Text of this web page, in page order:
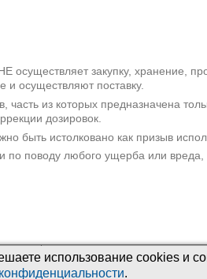
использование сookies и
конфиденциальности.
которого является
как сцепленного с Х-
Б. Кайзером. До
основным путем
мужчины (90%
возрасте. Заболевание
является генетически-
с Х-хромосомой типу.
осуществляет закупку, хранение,
и осуществляют поставку.
из которых предназначена
дозировок.
быть истолковано как призыв
по поводу любого ущерба или
Медицинские вопросы: